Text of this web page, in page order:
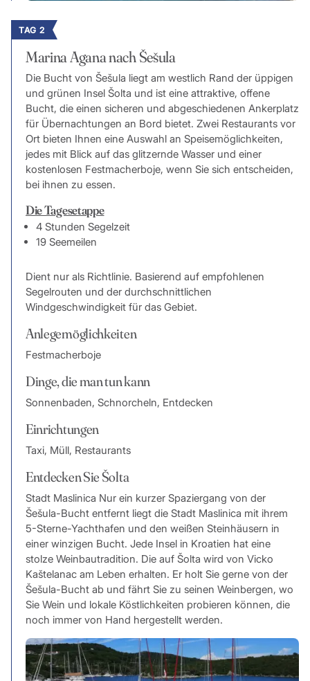
TAG 2
Marina Agana nach Šešula
Die Bucht von Šešula liegt am westlich Rand der üppigen
und grünen Insel Šolta und ist eine attraktive, offene
Bucht, die einen sicheren und abgeschiedenen Ankerplatz
für Übernachtungen an Bord bietet. Zwei Restaurants vor
Ort bieten Ihnen eine Auswahl an Speisemöglichkeiten,
jedes mit Blick auf das glitzernde Wasser und einer
kostenlosen Festmacherboje, wenn Sie sich entscheiden,
bei ihnen zu essen.
Die Tagesetappe
4 Stunden Segelzeit
19 Seemeilen
Dient nur als Richtlinie. Basierend auf empfohlenen
Segelrouten und der durchschnittlichen
Windgeschwindigkeit für das Gebiet.
Anlegemöglichkeiten
Festmacherboje
Dinge, die man tun kann
Sonnenbaden, Schnorcheln, Entdecken
Einrichtungen
Taxi, Müll, Restaurants
Entdecken Sie Šolta
Stadt Maslinica Nur ein kurzer Spaziergang von der
Šešula-Bucht entfernt liegt die Stadt Maslinica mit ihrem
5-Sterne-Yachthafen und den weißen Steinhäusern in
einer winzigen Bucht. Jede Insel in Kroatien hat eine
stolze Weinbautradition. Die auf Šolta wird von Vicko
Kaštelanac am Leben erhalten. Er holt Sie gerne von der
Šešula-Bucht ab und fährt Sie zu seinen Weinbergen, wo
Sie Wein und lokale Köstlichkeiten probieren können, die
noch immer von Hand hergestellt werden.